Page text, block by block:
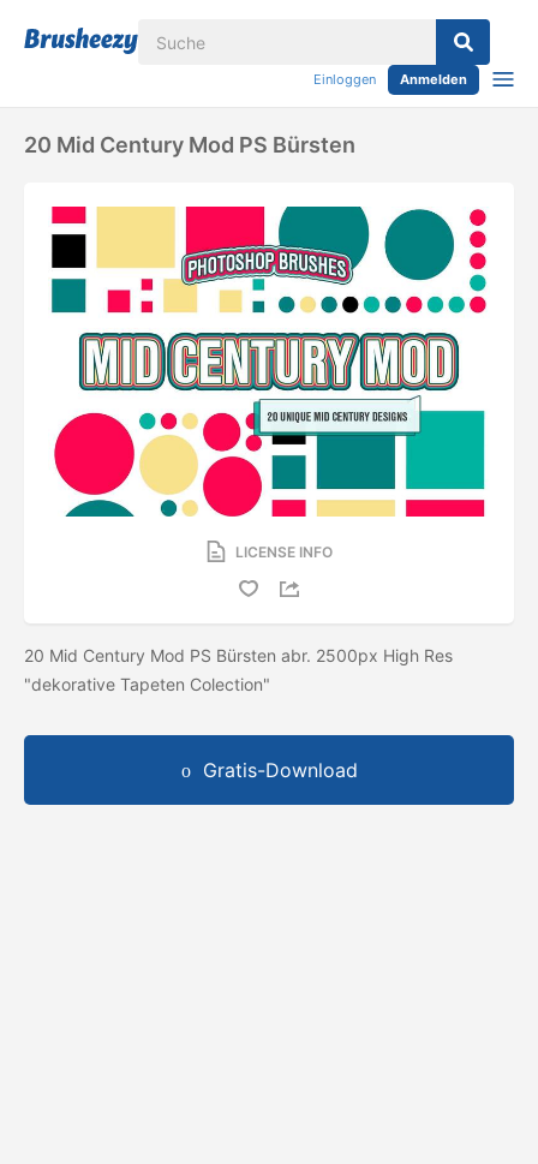
Einloggen Anmelden
20 Mid Century Mod PS Bürsten
LICENSE INFO
20 Mid Century Mod PS Bürsten abr. 2500px High Res
"dekorative Tapeten Colection"
Gratis-Download